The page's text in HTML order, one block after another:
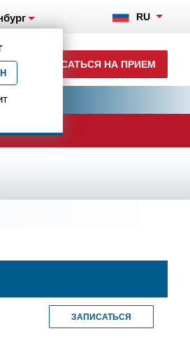
RU
ЗАПИСАТЬСЯ НА ПРИЕМ
ЗАПИСАТЬСЯ